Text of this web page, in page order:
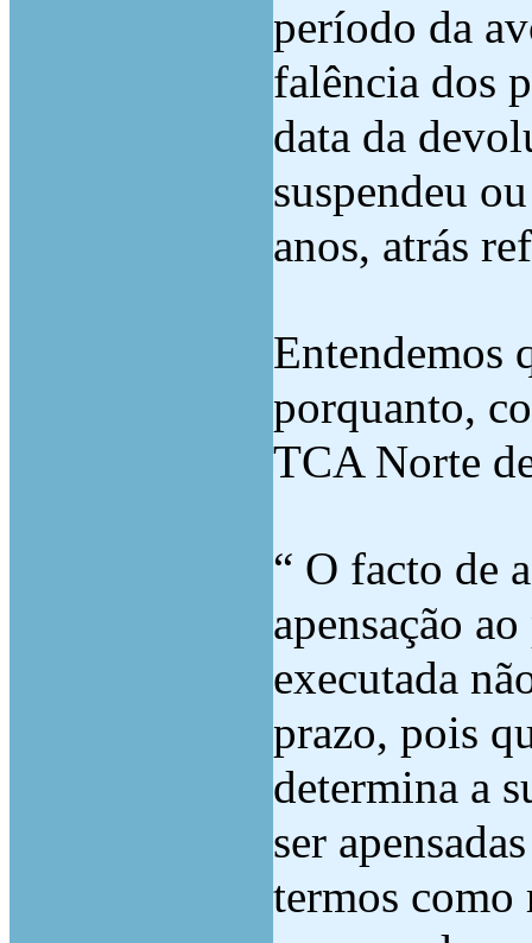
período da
falência dos
data da
suspendeu
anos, atrás
Entendemos
porquanto,
TCA Norte
“ O facto de
apensação
executada
prazo, pois
determina a
ser
termos como